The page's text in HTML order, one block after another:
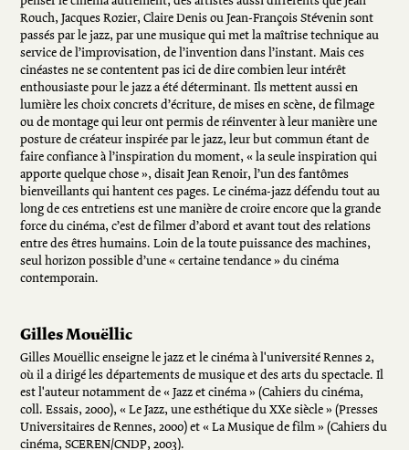
Rouch, Jacques Rozier, Claire Denis ou Jean-François Stévenin sont
passés par le jazz, par une musique qui met la maîtrise technique au
service de l’improvisation, de l’invention dans l’instant. Mais ces
cinéastes ne se contentent pas ici de dire combien leur intérêt
enthousiaste pour le jazz a été déterminant. Ils mettent aussi en
lumière les choix concrets d’écriture, de mises en scène, de filmage
ou de montage qui leur ont permis de réinventer à leur manière une
posture de créateur inspirée par le jazz, leur but commun étant de
faire confiance à l’inspiration du moment, « la seule inspiration qui
apporte quelque chose », disait Jean Renoir, l’un des fantômes
bienveillants qui hantent ces pages. Le cinéma-jazz défendu tout au
long de ces entretiens est une manière de croire encore que la grande
force du cinéma, c’est de filmer d’abord et avant tout des relations
entre des êtres humains. Loin de la toute puissance des machines,
seul horizon possible d’une « certaine tendance » du cinéma
contemporain.
Gilles Mouëllic
Gilles Mouëllic enseigne le jazz et le cinéma à l'université Rennes 2,
où il a dirigé les départements de musique et des arts du spectacle. Il
est l'auteur notamment de « Jazz et cinéma » (Cahiers du cinéma,
coll. Essais, 2000), « Le Jazz, une esthétique du XXe siècle » (Presses
Universitaires de Rennes, 2000) et « La Musique de film » (Cahiers du
cinéma, SCEREN/CNDP, 2003).